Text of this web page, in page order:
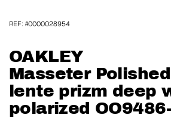
OAKLEY
Masseter
lente prizm deep
polarized
REF: #0000028954